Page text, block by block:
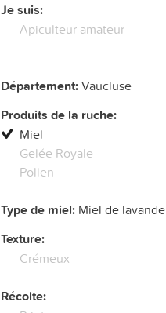
Je suis:
Apiculteur amateur
Département:Vaucluse
Produits de la ruche:
Miel
Gelée Royale
Pollen
Type de miel: Miel de lavande
Texture:
Crémeux
Récolte: